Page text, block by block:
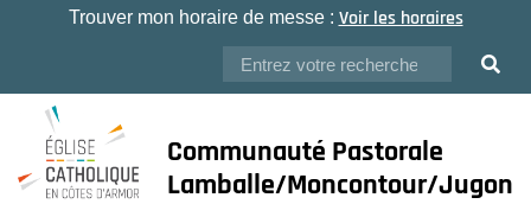
Trouver mon horaire de messe : Voir les horaires
Communauté Pastorale
Lamballe/Moncontour/Jugon